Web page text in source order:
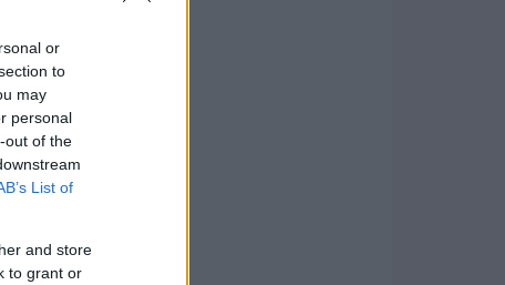
or
to
may
personal
out of the
List of
and store
to grant or